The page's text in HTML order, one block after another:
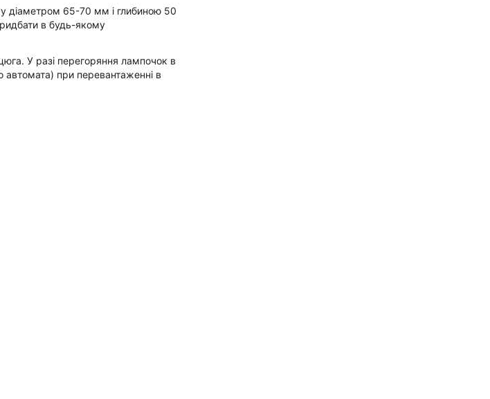
діаметром 65-70 мм і глибиною 50
в будь-якому
У разі перегоряння лампочок в
автомата) при перевантаженні в